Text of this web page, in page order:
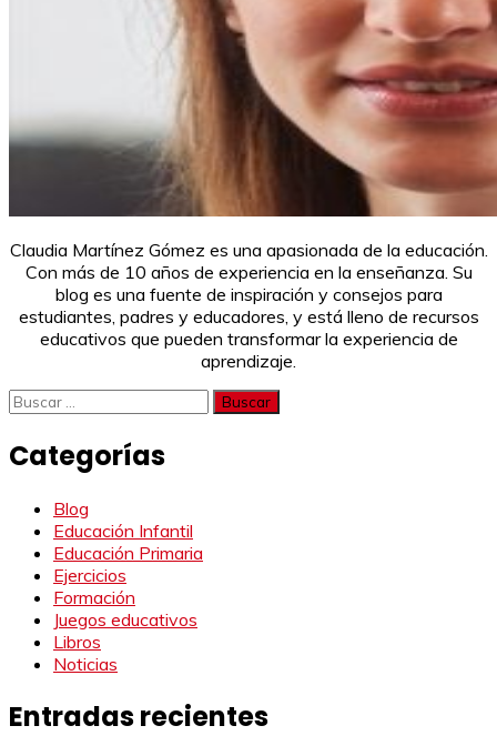
Claudia Martínez Gómez es una apasionada de la educación.
Con más de 10 años de experiencia en la enseñanza. Su
blog es una fuente de inspiración y consejos para
estudiantes, padres y educadores, y está lleno de recursos
educativos que pueden transformar la experiencia de
aprendizaje.
Buscar:
Categorías
Blog
Educación Infantil
Educación Primaria
Ejercicios
Formación
Juegos educativos
Libros
Noticias
Entradas recientes